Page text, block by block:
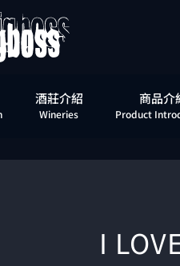
酒莊介紹
Wineries
商品介
Product
I